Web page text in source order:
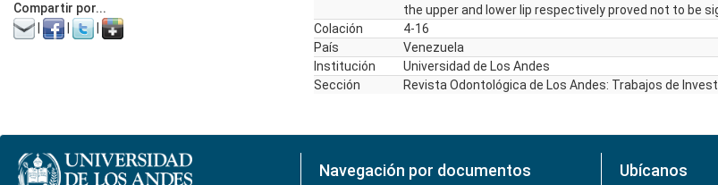
Compartir por...
the upper and lower lip respectively proved not to be
Colación
4-16
País
Venezuela
Institución
Universidad de Los Andes
Sección
Revista Odontológica de Los Andes: Trabajos de
Navegación por documentos Ubícanos